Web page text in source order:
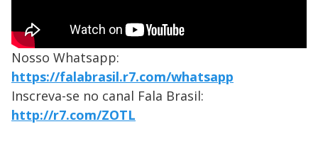
Nosso Whatsapp:
https://falabrasil.r7.com/whatsapp
Inscreva-se no canal Fala Brasil:
http://r7.com/ZOTL